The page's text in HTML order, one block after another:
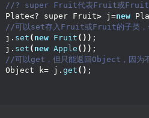
//? super Fruit代表Fruit或Fruit
Plate
<? super Fruit> j=new
//可以set存入Fruit或Fruit的子类，
j.
set ( new Fruit ()) ;
j.
set ( new Apple ()) ;
//可以get，但只能返回Object，因为
Object k= j.
get () ;